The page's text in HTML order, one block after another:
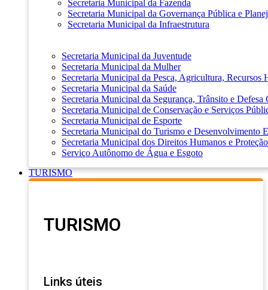
Secretaria Municipal da Fazenda
Secretaria Municipal da Governança Pública e
Secretaria Municipal da Infraestrutura
Secretaria Municipal da Juventude
Secretaria Municipal da Mulher
Secretaria Municipal da Pesca, Agricultura, Recursos
Secretaria Municipal da Saúde
Secretaria Municipal da Segurança, Trânsito e Defesa
Secretaria Municipal de Conservação e Serviços
Secretaria Municipal de Esporte
Secretaria Municipal do Turismo e Desenvolvimento
Secretaria Municipal dos Direitos Humanos e
Serviço Autônomo de Água e Esgoto
TURISMO
TURISMO
Links úteis